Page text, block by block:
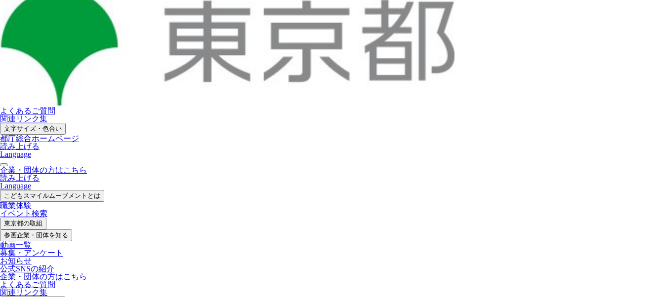
よくあるご質問
関連リンク集
文字サイズ・色合い
都庁総合ホームページ
読み上げる
Language
企業・団体の方はこちら
読み上げる
Language
こどもスマイルムーブメントとは
職業体験
イベント検索
東京都の取組
参画企業・ 団体を知る
動画一覧
募集・ アンケート
お知らせ
公式SNSの紹介
企業・団体の方はこちら
よくあるご質問
関連リンク集